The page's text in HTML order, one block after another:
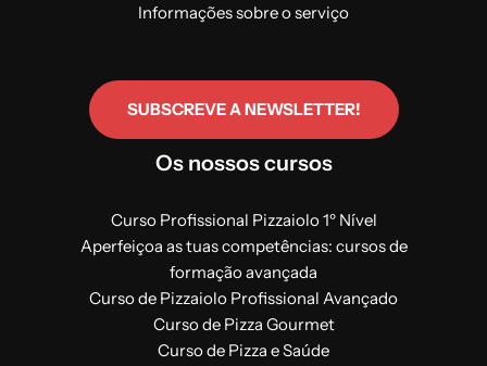
Informações sobre o serviço
SUBSCREVE A NEWSLETTER!
Os nossos cursos
Curso Profissional Pizzaiolo 1º Nível
Aperfeiçoa as tuas competências: cursos de
formação avançada
Curso de Pizzaiolo Profissional Avançado
Curso de Pizza Gourmet
Curso de Pizza e Saúde